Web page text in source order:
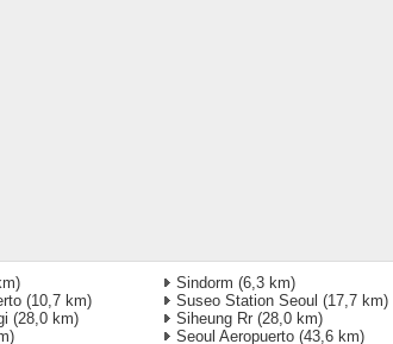
Sindorm (6,3 km)
(10,7 km) Suseo Station Seoul (17,7 km)
(28,0 km) Siheung Rr (28,0 km)
Seoul Aeropuerto (43,6 km)